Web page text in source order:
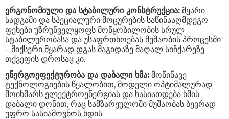
ერგონომიული და სტაბილური კონსტრუქცია: მყარი
სადგამი და სპეციალური მოცურების საწინააღმდეგო
ფეხები უზრუნველყოფს მოწყობილობის სრულ
სტაბილურობასა და უსაფრთხოებას მუშაობის პროცესში
– მიქსერი მყარად დგას მაგიდაზე მაღალ სიჩქარეზე
თქვეფის დროსაც კი.
ენერგოეფექტურობა და დაბალი ხმა: მოწინავე
ტექნოლოგიების წყალობით, მოდელი ოპტიმალურად
მოიხმარს ელექტროენერგიას და ხასიათდება ხმის
დაბალი დონით, რაც სამზარეულოში მუშაობას ბევრად
უფრო სასიამოვნოს ხდის.